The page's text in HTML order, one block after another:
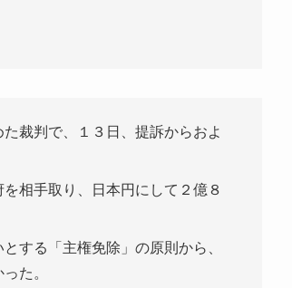
裁判で、１３日、提訴からおよ
相手取り、日本円にして２億８
する「主権免除」の原則から、
た。